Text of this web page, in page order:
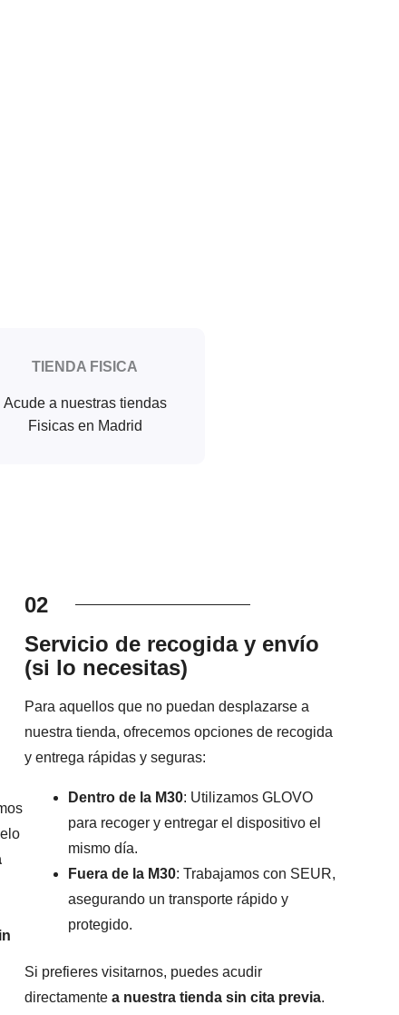
TIENDA FISICA
Acude a nuestras tiendas
Fisicas en Madrid
02
Servicio de recogida y envío
(si lo necesitas)
Para aquellos que no puedan desplazarse a
nuestra tienda, ofrecemos opciones de recogida
y entrega rápidas y seguras:
Dentro de la M30: Utilizamos GLOVO
para recoger y entregar el dispositivo el
mismo día.
Fuera de la M30: Trabajamos con SEUR,
asegurando un transporte rápido y
protegido.
Si prefieres visitarnos, puedes acudir
directamentea nuestra tienda sin cita previa.